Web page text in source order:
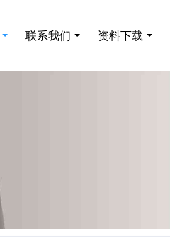
联系我们 资料下载